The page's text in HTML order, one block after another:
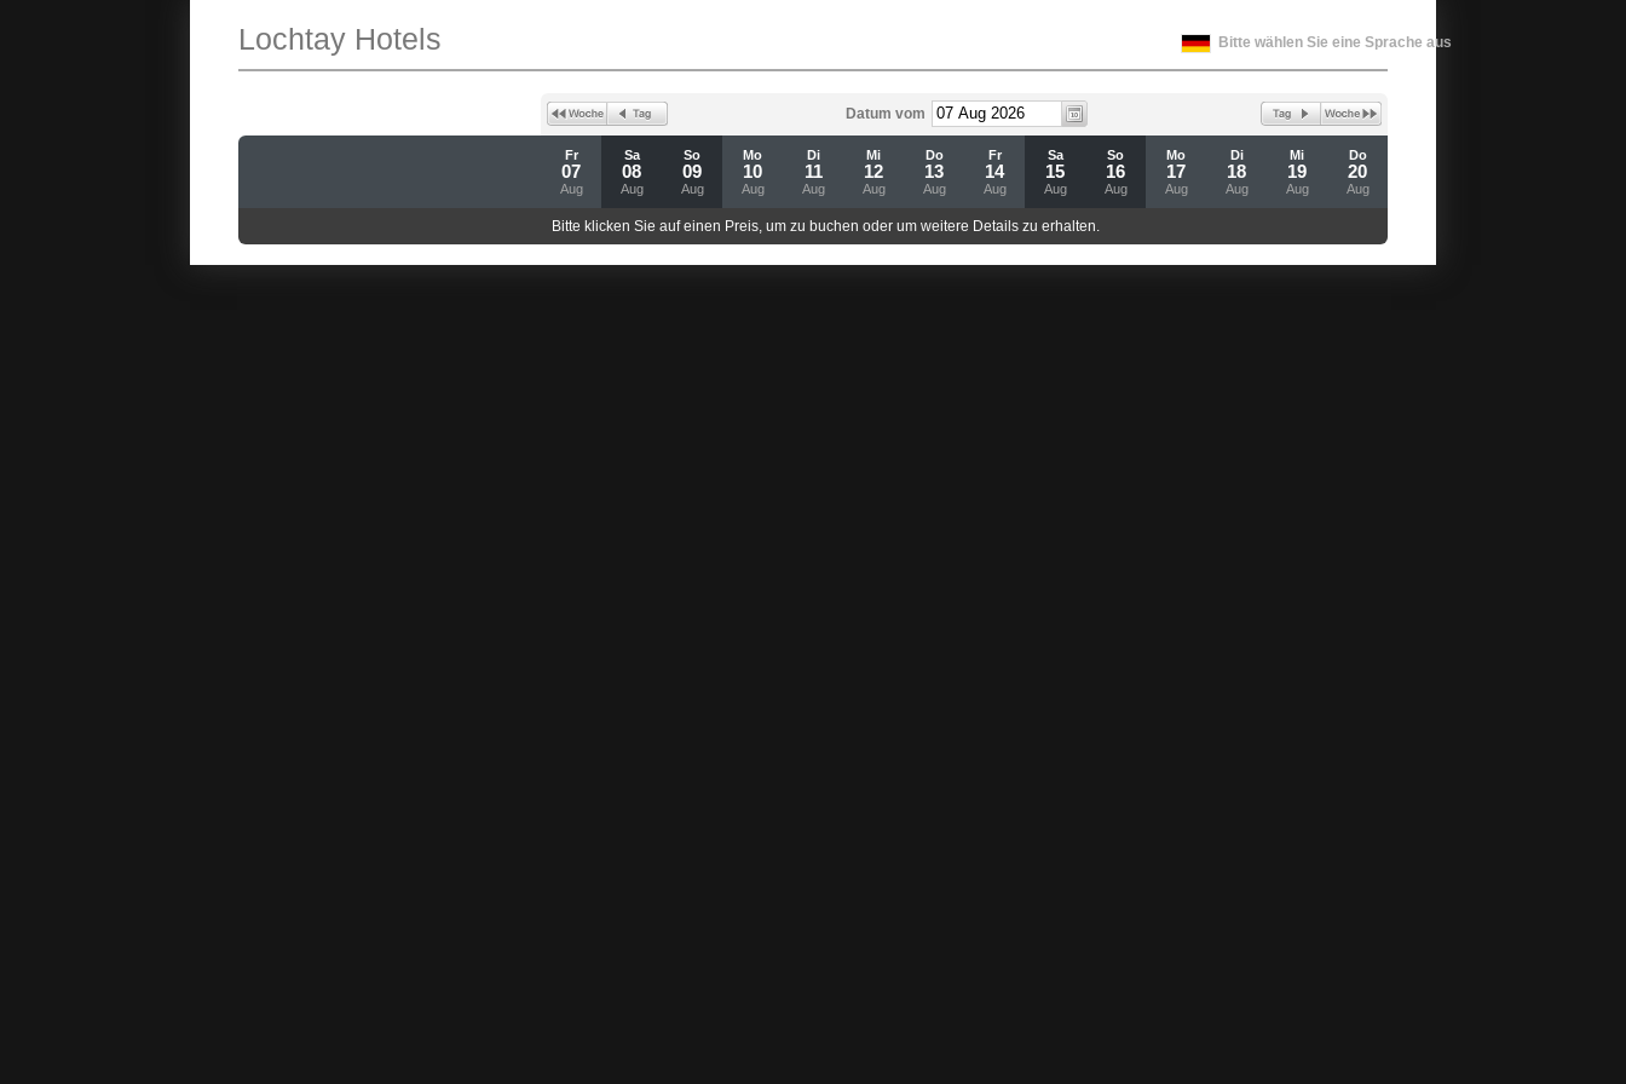
Bitte wählen Sie eine Sprache aus
Lochtay Hotels
Datum vom
Fr
07
Aug
Sa
08
Aug
So
09
Aug
Mo
10
Aug
Di
11
Aug
Mi
12
Aug
Do
13
Aug
Fr
14
Aug
Sa
15
Aug
So
16
Aug
Mo
17
Aug
Di
18
Aug
Mi
19
Aug
Do
20
Aug
Bitte klicken Sie auf einen Preis, um zu buchen oder um weitere Details zu erhalten.